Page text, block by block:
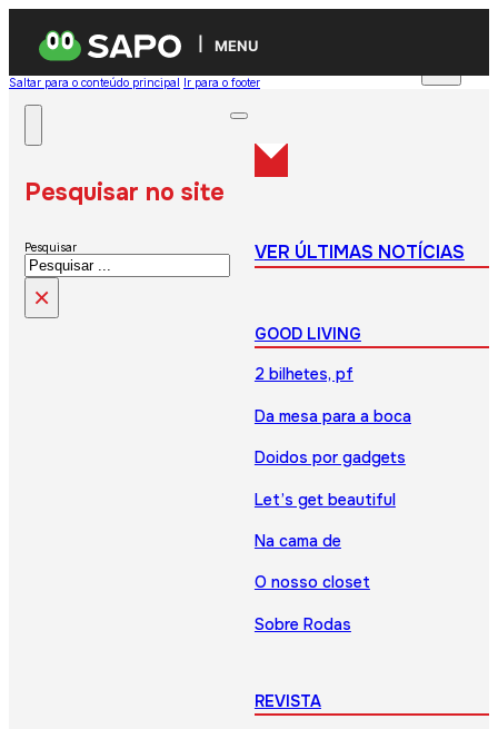
MENU
Saltar para o conteúdo principal Ir para o footer
Pesquisar no site
Pesquisar
×
VER ÚLTIMAS NOTÍCIAS
GOOD LIVING
2 bilhetes, pf
Da mesa para a boca
Doidos por gadgets
Let’s get beautiful
Na cama de
O nosso closet
Sobre Rodas
REVISTA